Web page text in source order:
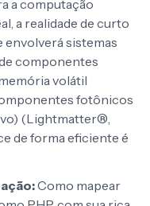
a computação
a realidade de curto
sistemas
componentes
volátil
fotônicos
(Lightmatter®,
de forma eficiente é
Como mapear